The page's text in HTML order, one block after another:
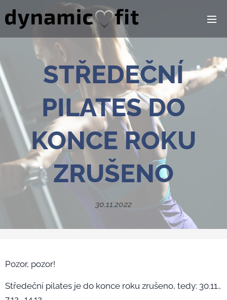
STŘEDEČNÍ
PILATES DO
KONCE ROKU
ZRUŠENO
30.11.2022
Pozor, pozor!
Středeční pilates je do konce roku zrušeno, tedy: 30.11.,